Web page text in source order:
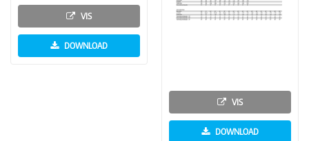
VIS
DOWNLOAD
VIS
DOWNLOAD